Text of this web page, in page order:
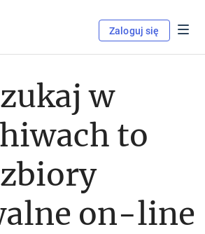
Zaloguj się
w
to
zbiory
on-line